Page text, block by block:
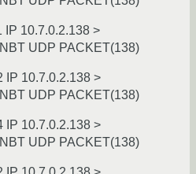
IP 10.7.0.2.138 >
UDP PACKET(138)
IP 10.7.0.2.138 >
UDP PACKET(138)
IP 10.7.0.2.138 >
UDP PACKET(138)